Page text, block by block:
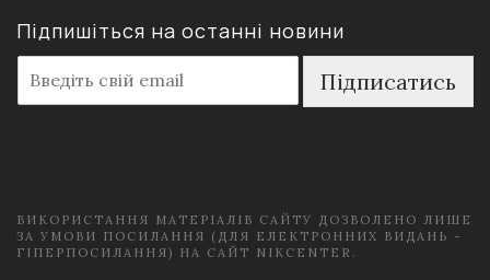
Підпишіться на останні новини
m
a
Підписатись
ВИКОРИСТАННЯ МАТЕРІАЛІВ САЙТУ ДОЗВОЛЕНО ЛИШЕ
ЗА УМОВИ ПОСИЛАННЯ (ДЛЯ ЕЛЕКТРОННИХ ВИДАНЬ -
ГІПЕРПОСИЛАННЯ) НА САЙТ NIKCENTER.